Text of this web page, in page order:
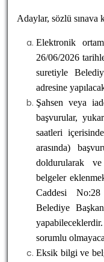
Adaylar, sözlü sınava
Elektronik
26/06/2026
suretiyle
adresine
Şahsen veya
başvurular,
saatleri
arasında)
doldurularak
belgeler
Caddesi
Belediye
sorumlu
Eksik bilgi ve